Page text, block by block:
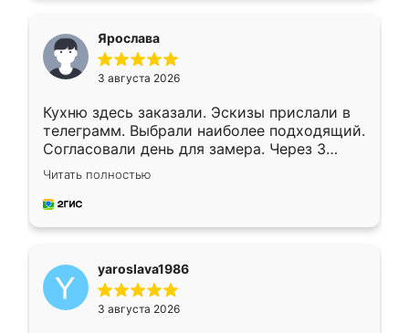
Ярослава
3 августа 2026
Кухню здесь заказали. Эскизы прислали в
телеграмм. Выбрали наиболее подходящий.
Согласовали день для замера. Через 3
недели кухня была уже готова. Остались
довольны работой. Спасибо Ренессанс
мебель за качественную работу!
Читать полностью
yaroslava1986
3 августа 2026